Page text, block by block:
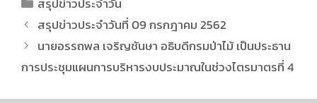
สรุปข่าวประจำวัน
สรุปข่าวประจำวันที่ 09 กรกฎาคม 2562
นายอรรถพล เจริญชันษา อธิบดีกรมป่าไม้ เป็นประธาน
การประชุมแผนการบริหารงบประมาณในช่วงไตรมาตรที่ 4